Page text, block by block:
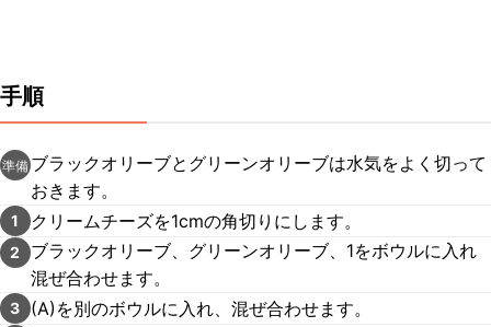
手順
準備 ブラックオリーブとグリーンオリーブは水気をよく切って
おきます。
1 クリームチーズを1cmの角切りにします。
2
ブラックオリーブ、グリーンオリーブ、1をボウルに入れ
混ぜ合わせます。
3 (A)を別のボウルに入れ、混ぜ合わせます。